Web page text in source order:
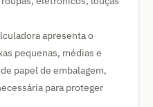
apresenta o
pequenas, médias e
papel de embalagem,
para proteger